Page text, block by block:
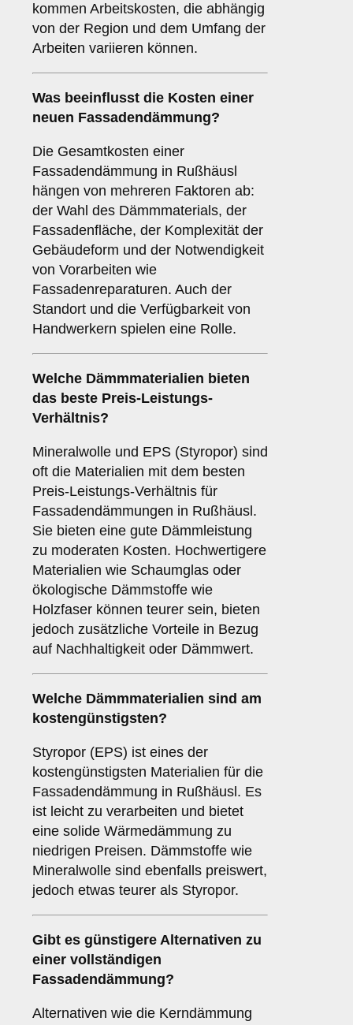
kommen Arbeitskosten, die abhängig
von der Region und dem Umfang der
Arbeiten variieren können.
Was beeinflusst die Kosten einer
neuen Fassadendämmung?
Die Gesamtkosten einer
Fassadendämmung in Rußhäusl
hängen von mehreren Faktoren ab:
der Wahl des Dämmmaterials, der
Fassadenfläche, der Komplexität der
Gebäudeform und der Notwendigkeit
von Vorarbeiten wie
Fassadenreparaturen. Auch der
Standort und die Verfügbarkeit von
Handwerkern spielen eine Rolle.
Welche Dämmmaterialien bieten
das beste Preis-Leistungs-
Verhältnis?
Mineralwolle und EPS (Styropor) sind
oft die Materialien mit dem besten
Preis-Leistungs-Verhältnis für
Fassadendämmungen in Rußhäusl.
Sie bieten eine gute Dämmleistung
zu moderaten Kosten. Hochwertigere
Materialien wie Schaumglas oder
ökologische Dämmstoffe wie
Holzfaser können teurer sein, bieten
jedoch zusätzliche Vorteile in Bezug
auf Nachhaltigkeit oder Dämmwert.
Welche Dämmmaterialien sind am
kostengünstigsten?
Styropor (EPS) ist eines der
kostengünstigsten Materialien für die
Fassadendämmung in Rußhäusl. Es
ist leicht zu verarbeiten und bietet
eine solide Wärmedämmung zu
niedrigen Preisen. Dämmstoffe wie
Mineralwolle sind ebenfalls preiswert,
jedoch etwas teurer als Styropor.
Gibt es günstigere Alternativen zu
einer vollständigen
Fassadendämmung?
Alternativen wie die Kerndämmung